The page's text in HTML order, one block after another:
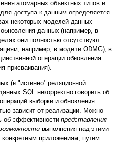
атомарных объектных типов и
доступа к данным определяется
некоторых моделей данных
данных (например, в
они полностью отсутствуют
например, в модели ODMG), в
операции обновления
присваивания).
(и "истинно" реляционной
SQL некорректно говорить об
выборки и обновления
зависит от реализации. Можно
об эффективности представления
выполнения над этими
приложениям, путем